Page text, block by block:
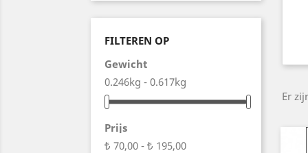
FILTEREN OP
Gewicht
0.246kg - 0.617kg
Prijs
₺ 70,00 - ₺ 195,00
Er